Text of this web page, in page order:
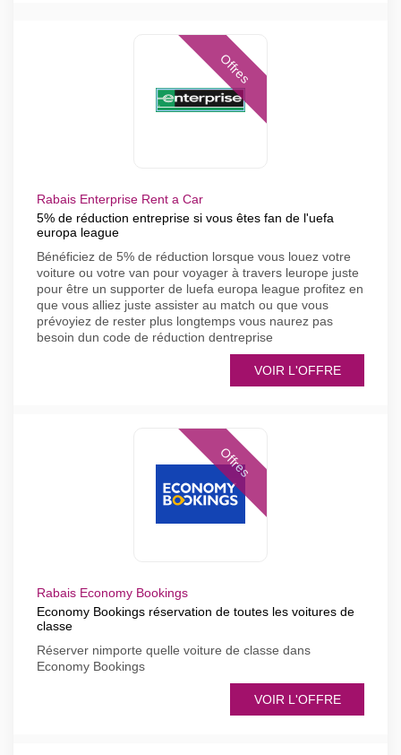
Offres
Rabais Enterprise Rent a Car
5% de réduction entreprise si vous êtes fan de l'uefa
europa league
Bénéficiez de 5% de réduction lorsque vous louez votre
voiture ou votre van pour voyager à travers leurope juste
pour être un supporter de luefa europa league profitez en
que vous alliez juste assister au match ou que vous
prévoyiez de rester plus longtemps vous naurez pas
besoin dun code de réduction dentreprise
VOIR L'OFFRE
Offres
Rabais Economy Bookings
Economy Bookings réservation de toutes les voitures de
classe
Réserver nimporte quelle voiture de classe dans
Economy Bookings
VOIR L'OFFRE